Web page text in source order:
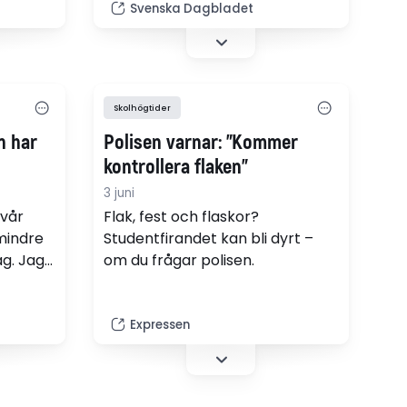
om
Svenska Dagbladet
har
Jag
ihop
Skolhögtider
Polisen varnar: ”Kommer
kontrollera flaken”
3 juni
Flak, fest och flaskor?
Studentfirandet kan bli dyrt –
om du frågar polisen.
Expressen